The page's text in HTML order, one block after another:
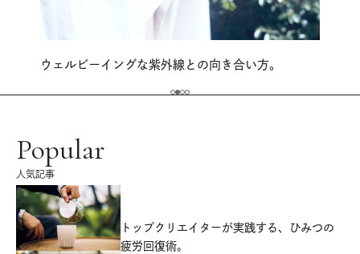
ウェルビーイングな紫外線との向き合い方。
Popular
人気記事
トップクリエイターが実践する、ひみつの
疲労回復術。